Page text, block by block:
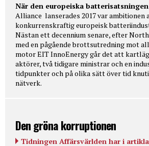
När den europeiska batterisatsningen
Alliance lanserades 2017 var ambitionen
konkurrenskraftig europeisk
Nästan ett decennium senare, efter
med en pågående brottsutredning mot
motor EIT InnoEnergy går det att
aktörer, två tidigare ministrar och en
tidpunkter och på olika sätt över tid
nätverk.
Den gröna korruptionen
Tidningen Affärsvärlden har i